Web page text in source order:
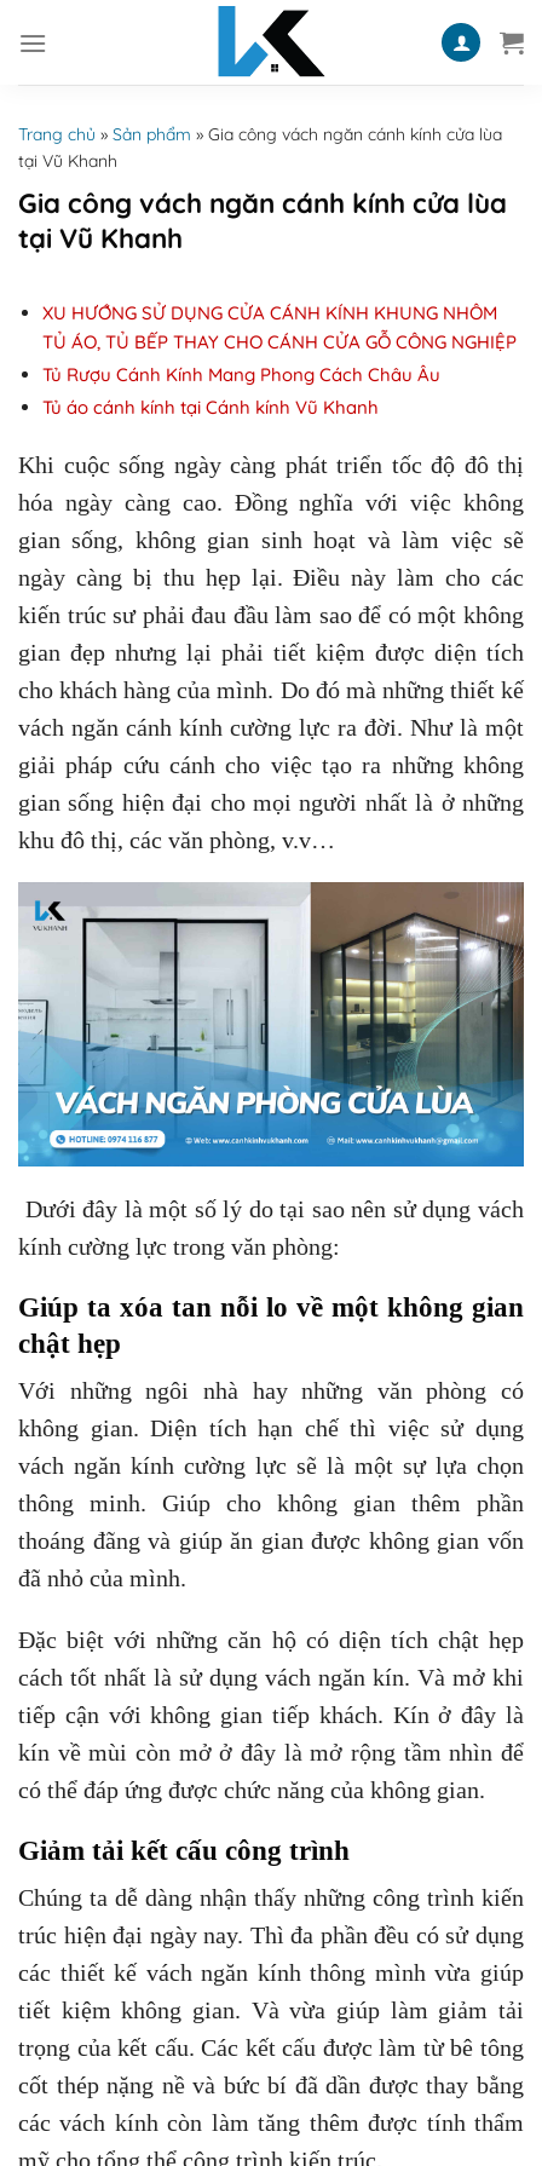
Trang chủ » Sản phẩm » Gia công vách ngăn cánh kính cửa lùa
tại Vũ Khanh
Gia công vách ngăn cánh kính cửa lùa
tại Vũ Khanh
XU HƯỚNG SỬ DỤNG CỬA CÁNH KÍNH KHUNG NHÔM
TỦ ÁO, TỦ BẾP THAY CHO CÁNH CỬA GỖ CÔNG NGHIỆP
Tủ Rượu Cánh Kính Mang Phong Cách Châu Âu
Tủ áo cánh kính tại Cánh kính Vũ Khanh
Khi cuộc sống ngày càng phát triển tốc độ đô thị
hóa ngày càng cao. Đồng nghĩa với việc không
gian sống, không gian sinh hoạt và làm việc sẽ
ngày càng bị thu hẹp lại. Điều này làm cho các
kiến trúc sư phải đau đầu làm sao để có một không
gian đẹp nhưng lại phải tiết kiệm được diện tích
cho khách hàng của mình. Do đó mà những thiết kế
vách ngăn cánh kính cường lực ra đời. Như là một
giải pháp cứu cánh cho việc tạo ra những không
gian sống hiện đại cho mọi người nhất là ở những
khu đô thị, các văn phòng, v.v…
Dưới đây là một số lý do tại sao nên sử dụng vách
kính cường lực trong văn phòng:
Giúp ta xóa tan nỗi lo về một không gian
chật hẹp
Với những ngôi nhà hay những văn phòng có
không gian. Diện tích hạn chế thì việc sử dụng
vách ngăn kính cường lực sẽ là một sự lựa chọn
thông minh. Giúp cho không gian thêm phần
thoáng đãng và giúp ăn gian được không gian vốn
đã nhỏ của mình.
Đặc biệt với những căn hộ có diện tích chật hẹp
cách tốt nhất là sử dụng vách ngăn kín. Và mở khi
tiếp cận với không gian tiếp khách. Kín ở đây là
kín về mùi còn mở ở đây là mở rộng tầm nhìn để
có thể đáp ứng được chức năng của không gian.
Giảm tải kết cấu công trình
Chúng ta dễ dàng nhận thấy những công trình kiến
trúc hiện đại ngày nay. Thì đa phần đều có sử dụng
các thiết kế vách ngăn kính thông mình vừa giúp
tiết kiệm không gian. Và vừa giúp làm giảm tải
trọng của kết cấu. Các kết cấu được làm từ bê tông
cốt thép nặng nề và bức bí đã dần được thay bằng
các vách kính còn làm tăng thêm được tính thẩm